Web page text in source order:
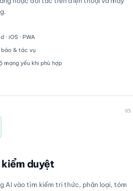
· iOS · PWA
báo & tác vụ
mạng yếu khi phù hợp
05
duyệt
AI vào tìm kiếm tri thức, phân loại, tóm